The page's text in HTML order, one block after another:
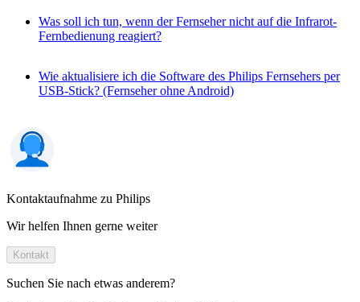
Was soll ich tun, wenn der Fernseher nicht auf die Infrarot-
Fernbedienung reagiert?
Wie aktualisiere ich die Software des Philips Fernsehers per
USB-Stick? (Fernseher ohne Android)
Kontaktaufnahme zu Philips
Wir helfen Ihnen gerne weiter
Kontakt
Suchen Sie nach etwas anderem?